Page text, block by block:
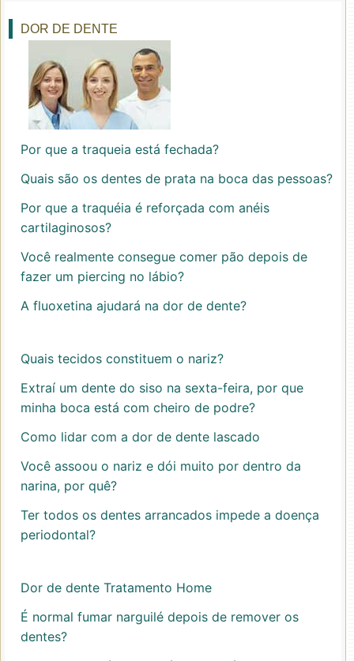
DOR DE DENTE
Por que a traqueia está fechada?
Quais são os dentes de prata na boca das pessoas?
Por que a traquéia é reforçada com anéis
cartilaginosos?
Você realmente consegue comer pão depois de
fazer um piercing no lábio?
A fluoxetina ajudará na dor de dente?
Quais tecidos constituem o nariz?
Extraí um dente do siso na sexta-feira, por que
minha boca está com cheiro de podre?
Como lidar com a dor de dente lascado
Você assoou o nariz e dói muito por dentro da
narina, por quê?
Ter todos os dentes arrancados impede a doença
periodontal?
Dor de dente Tratamento Home
É normal fumar narguilé depois de remover os
dentes?